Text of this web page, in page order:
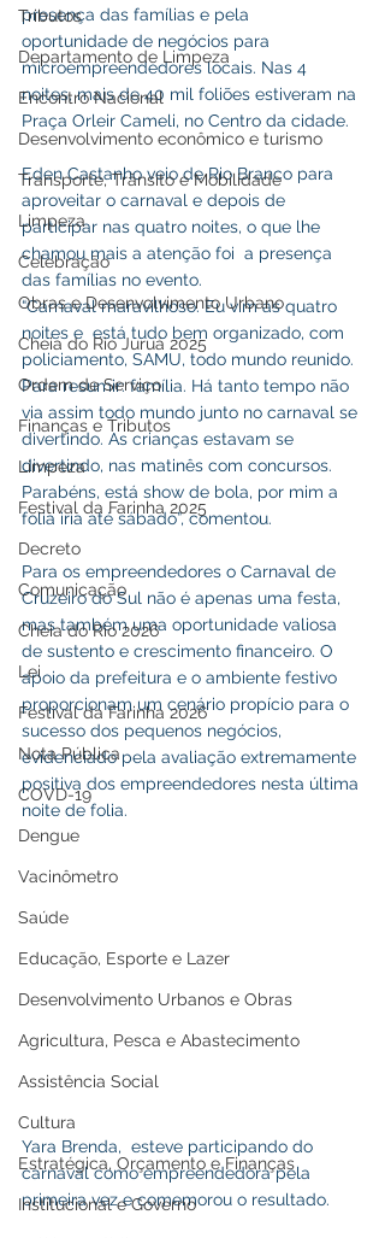
Tributos
Departamento de Limpeza
Encontro Nacional
Desenvolvimento econômico e turismo
Transporte, Trânsito e Mobilidade
Limpeza
Celebração
Obras e Desenvolvimento Urbano
Cheia do Rio Juruá 2025
Ordem de Serviço
Finanças e Tributos
Limpeza
Festival da Farinha 2025
Decreto
Comunicação
Cheia do Rio 2026
Lei
Festival da Farinha 2026
Nota Pública
COVD-19
Dengue
Vacinômetro
Saúde
Educação, Esporte e Lazer
Desenvolvimento Urbanos e Obras
Agricultura, Pesca e Abastecimento
Assistência Social
Cultura
Estratégica, Orçamento e Finanças
Institucional e Governo
presença das famílias e pela
oportunidade de negócios para
microempreendedores locais. Nas 4
noites, mais de 40 mil foliões estiveram na
Praça Orleir Cameli, no Centro da cidade.
Eden Castanho veio de Rio Branco para
aproveitar o carnaval e depois de
participar nas quatro noites, o que lhe
chamou mais a atenção foi  a presença
das famílias no evento.
“Carnaval maravilhoso. Eu vim as quatro
noites e  está tudo bem organizado, com
policiamento, SAMU, todo mundo reunido.
Para resumir: família. Há tanto tempo não
via assim todo mundo junto no carnaval se
divertindo. As crianças estavam se
divertindo, nas matinês com concursos.
Parabéns, está show de bola, por mim a
folia iria até sábado”, comentou.
Para os empreendedores o Carnaval de
Cruzeiro do Sul não é apenas uma festa,
mas também uma oportunidade valiosa
de sustento e crescimento financeiro. O
apoio da prefeitura e o ambiente festivo
proporcionam um cenário propício para o
sucesso dos pequenos negócios,
evidenciado pela avaliação extremamente
positiva dos empreendedores nesta última
noite de folia.
Yara Brenda,  esteve participando do
carnaval como empreendedora pela
primeira vez e comemorou o resultado.